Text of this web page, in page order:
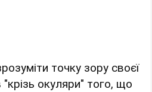
точку зору своєї
окуляри" того, що